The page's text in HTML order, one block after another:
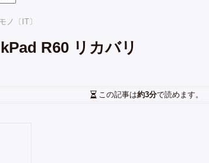
ノ〔IT〕
R60 リカバリ
この記事は約3分で読めます。